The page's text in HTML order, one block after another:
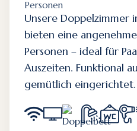
Unsere Doppelzimmer
bieten eine
Personen – ideal für
Auszeiten. Funktional
gemütlich eingerichtet.